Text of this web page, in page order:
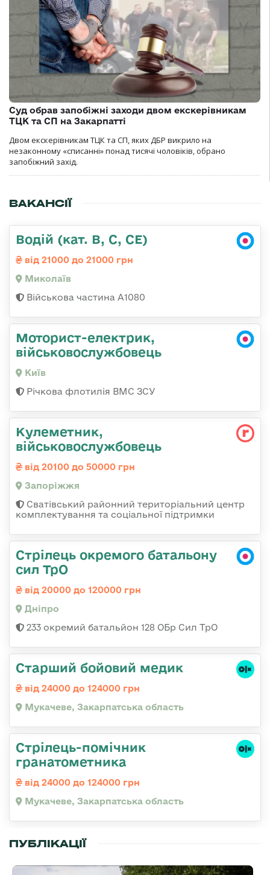
Суд обрав запобіжні заходи двом екскерівникам
ТЦК та СП на Закарпатті
Двом екскерівникам ТЦК та СП, яких ДБР викрило на
незаконному «списанні» понад тисячі чоловіків, обрано
запобіжний захід.
ВАКАНСІЇ
Водій (кат. B, C, CE)
від 21000 до 21000 грн
Миколаїв
Військова частина А1080
Моторист-електрик,
військовослужбовець
Київ
Річкова флотилія ВМС ЗСУ
Кулеметник,
військовослужбовець
від 20100 до 50000 грн
Запоріжжя
Сватівський районний територіальний центр
комплектування та соціальної підтримки
Стрілець окремого батальону
сил ТрО
від 20000 до 120000 грн
Дніпро
233 окремий батальйон 128 ОБр Сил ТрО
Старший бойовий медик
від 24000 до 124000 грн
Мукачеве, Закарпатська область
Стрілець-помічник
гранатометника
від 24000 до 124000 грн
Мукачеве, Закарпатська область
ПУБЛІКАЦІЇ